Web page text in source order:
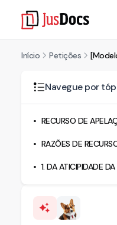
Início Petições
Navegue por
RECURSO DE
RAZÕES DE
1. DA ATICIPIDADE